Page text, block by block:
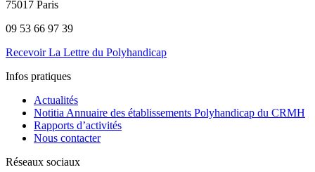
75017 Paris
09 53 66 97 39
Recevoir La Lettre du Polyhandicap
Infos pratiques
Actualités
Notitia Annuaire des établissements Polyhandicap du CRMH
Rapports d’activités
Nous contacter
Réseaux sociaux